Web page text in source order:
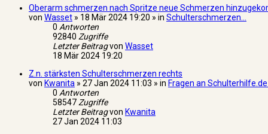
Oberarm schmerzen nach Spritze neue Schmerzen
von Wasset » 18 Mär 2024 19:20 » in Schulterschmerzen...
0 Antworten
92840 Zugriffe
Letzter Beitragvon Wasset
18 Mär 2024 19:20
Z.n. stärksten Schulterschmerzen rechts
von Kwanita » 27 Jan 2024 11:03 » in Fragen an
0 Antworten
58547Zugriffe
Letzter Beitragvon Kwanita
27 Jan 2024 11:03